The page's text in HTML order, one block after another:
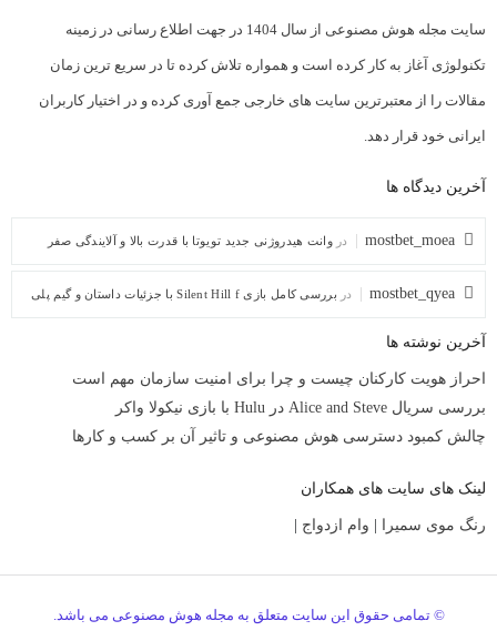
سایت مجله هوش مصنوعی از سال 1404 در جهت اطلاع رسانی در زمینه
تکنولوژی آغاز به کار کرده است و همواره تلاش کرده تا در سریع ترین زمان
مقالات را از معتبرترین سایت های خارجی جمع آوری کرده و در اختیار کاربران
ایرانی خود قرار دهد.
آخرین دیدگاه ها
mostbet_moea در وانت هیدروژنی جدید تویوتا با قدرت بالا و آلایندگی صفر
mostbet_qyea در بررسی کامل بازی Silent Hill f با جزئیات داستان و گیم پلی
آخرین نوشته ها
احراز هویت کارکنان چیست و چرا برای امنیت سازمان مهم است
بررسی سریال Alice and Steve در Hulu با بازی نیکولا واکر
چالش کمبود دسترسی هوش مصنوعی و تاثیر آن بر کسب و کارها
لینک های سایت های همکاران
رنگ موی سمیرا وام ازدواج
© تمامی حقوق این سایت متعلق به مجله هوش مصنوعی می باشد.